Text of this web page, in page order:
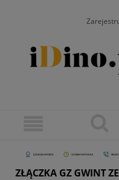
ZŁĄCZKA GZ GWINT